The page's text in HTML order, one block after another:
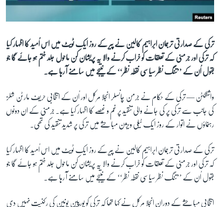
سائنس و ٹیکنالوجی
صحت
ویڈیوز
آڈیو
اداریہ
Learning English
FOLLOW US
ترکی کے صدارتی ترجمان ابراہیم کالین نے پیر کے روز ایک ٹویٹ میں اس اُمید کا اظہار کیا
کہ ترکی اور جرمنی کے تعلقات کو خراب کرنے والا یہ پریشان کن ماحول جلد ختم ہو جائے گا جو
بقول اُن کے ’’تنگ نظر سیاسی نقطہ نظر‘‘ کے نتیجے میں سامنے آ رہا ہے۔
واشنگٹن —ترکی کے حکام نے جرمن چانسلر انجلا مرکل اور اُن کے انتخابی حریف مارٹن شلز
کی جانب سے ترکی پر کی جانے والی تنقید پر غم و غصے کا اظہار کیا ہے۔ جرمنی کے ان دونوں
رہنماؤں نے اتوار کے روز ایک ٹیلی ویژن مباحثے میں ترکی پر شدید تنقید کی تھی۔
ترکی کے صدارتی ترجمان ابراہیم کالین نے پیر کے روز ایک ٹویٹ میں اس اُمید کا اظہار کیا
کہ ترکی اور جرمنی کے تعلقات کو خراب کرنے والا یہ پریشان کن ماحول جلد ختم ہو جائے گا جو
بقول اُن کے ’’تنگ نظر سیاسی نقطہ نظر‘‘ کے نتیجے میں سامنے آ رہا ہے۔
انتخابی مباحثے کے دوران انجلا مرکل نے کہا تھا کہ ترکی کو یورپین یونین کی رکنیت نہیں دی